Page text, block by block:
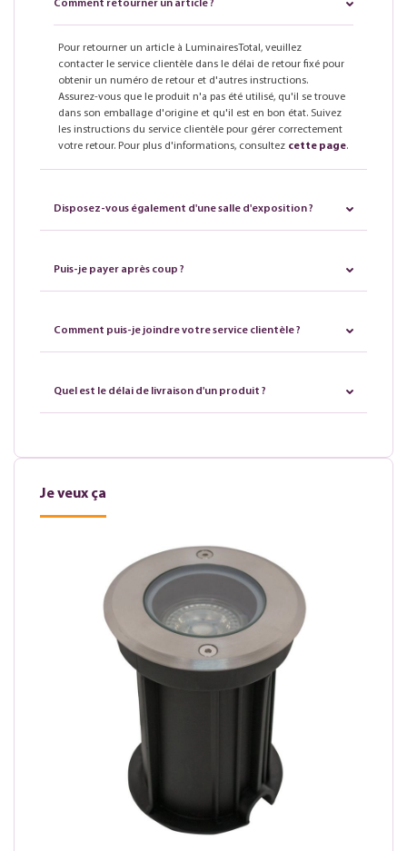
Comment retourner un article ?
Pour retourner un article à LuminairesTotal, veuillez
contacter le service clientèle dans le délai de retour fixé pour
obtenir un numéro de retour et d'autres instructions.
Assurez-vous que le produit n'a pas été utilisé, qu'il se trouve
dans son emballage d'origine et qu'il est en bon état. Suivez
les instructions du service clientèle pour gérer correctement
votre retour. Pour plus d'informations, consultez cette page.
Disposez-vous également d'une salle d'exposition ?
Puis-je payer après coup ?
Comment puis-je joindre votre service clientèle ?
Quel est le délai de livraison d'un produit ?
Je veux ça